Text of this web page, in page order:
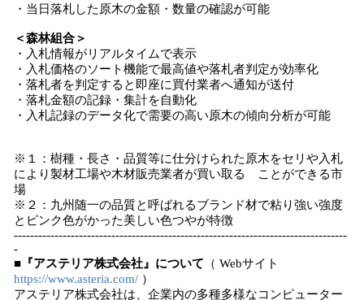
・当日落札した原木の金額・数量の確認が可能
＜森林組合＞
・入札情報がリアルタイムで表示
・入札価格のソート機能で最高値や落札者判定が効率化
・落札者を判定すると即座に買付業者へ通知が送付
・落札金額の記録・集計を自動化
・入札記録のデータ化で需要の高い原木の傾向分析が可能
※１：樹種・長さ・品質等に仕分けられた原木をセリや入札
により製材工場や木材販売業者が買い取る ことができる市
場
※２：九州随一の品質と呼ばれるブランド材で粘り強い強度
とピンク色がかった美しい色つやが特徴
----------------------------------------------------------------------------------
-
■ 『アステリア株式会社』について （ Webサイト
https://www.asteria.com/ ）
アステリア株式会社は、企業内の多種多様なコンピューター